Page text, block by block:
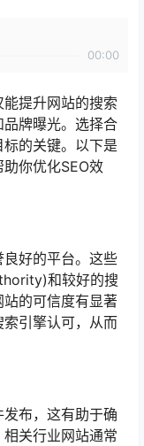
00:00
提升网站的搜索
牌曝光。选择合
的关键。以下是
你优化SEO效
好的平台。这些
和较好的搜
的可信度有显著
引擎认可，从而
布，这有助于确
关行业网站通常